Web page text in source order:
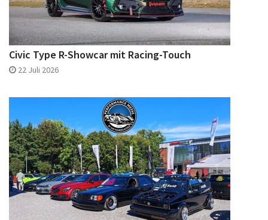
Civic Type R-Showcar mit Racing-Touch
22 Juli 2026